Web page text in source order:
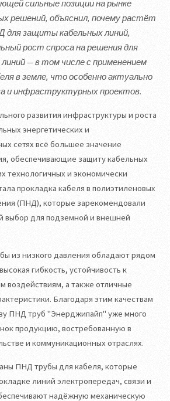
сильные позиции на рынке
решений, объяснил, почему растёт
для защиты кабельных линий,
рост спроса на решения для
— в том числе с применением
в земле, что особенно актуально
и инфраструктурных проектов.
развития инфраструктуры и роста
энергетических и
сетях всё большее значение
обеспечивающие защиту кабельных
технологичных и экономически
прокладка кабеля в полиэтиленовых
(ПНД), которые зарекомендовали
выбор для подземной и внешней
из низкого давления обладают рядом
гибкость, устойчивость к
воздействиям, а также отличные
Благодаря этим качествам
ПНД труб "Энерджипайп" уже много
продукцию, востребованную в
и коммуникационных отраслях.
ПНД трубы для кабеля, которые
линий электропередач, связи и
надёжную механическую